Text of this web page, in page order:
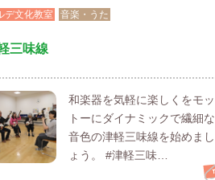
デ文化教室 音楽・うた
三味線
和楽器を気軽に楽しくをモッ
トーにダイナミックで繊細な
音色の津軽三味線を始めまし
ょう。 #津軽三味…